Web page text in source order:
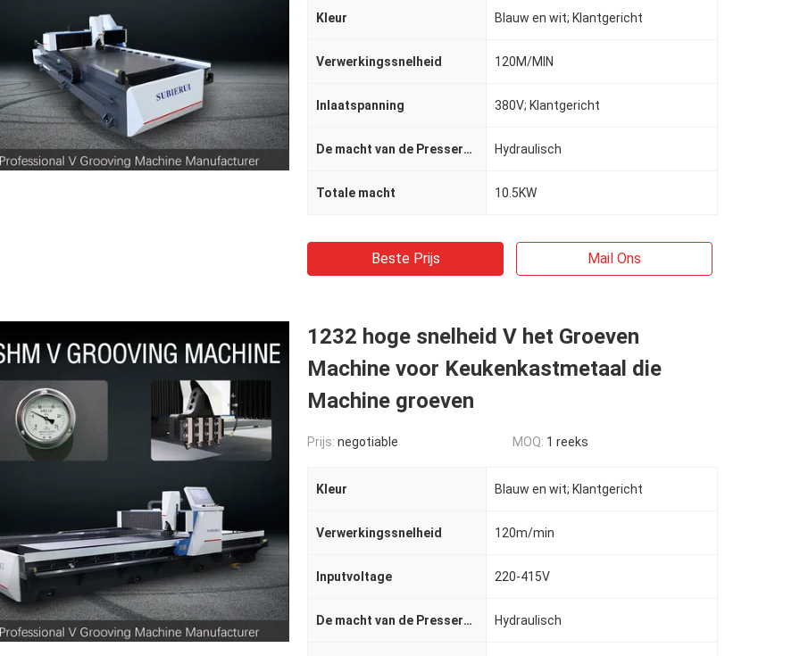
Kleur Blauw en wit; Klantgericht
Verwerkingssnelheid 120M/MIN
Inlaatspanning 380V; Klantgericht
De macht van de Presservoet Hydraulisch
Totale macht 10.5KW
Beste Prijs Mail Ons
1232 hoge snelheid V het Groeven
Machine voor Keukenkastmetaal die
Machine groeven
Prijs: negotiable MOQ: 1 reeks
Kleur Blauw en wit; Klantgericht
Verwerkingssnelheid 120m/min
Inputvoltage 220-415V
De macht van de Presservoet Hydraulisch